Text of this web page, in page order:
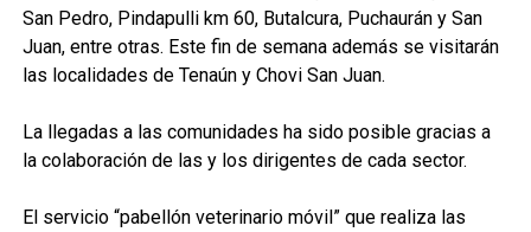
San Pedro, Pindapulli km 60, Butalcura, Puchaurán y San
Juan, entre otras. Este fin de semana además se visitarán
las localidades de Tenaún y Chovi San Juan.
La llegadas a las comunidades ha sido posible gracias a
la colaboración de las y los dirigentes de cada sector.
El servicio “pabellón veterinario móvil” que realiza las